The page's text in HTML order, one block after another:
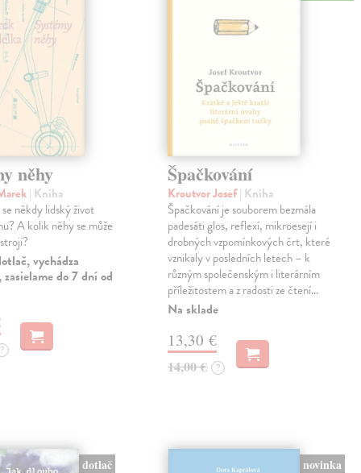
něhy
| Kniha
někdy lidský život
A kolik něhy se může
vychádza
do 7 dní od
?
Špačkování
Kroutvor Josef| Kniha
Špačkování je souborem bezmála
padesáti glos, reflexí, mikroesejí i
drobných vzpomínkových črt, které
vznikaly v posledních letech – k
různým společenským i literárním
příležitostem a z radosti ze čtení…
Na sklade
13,30 €
14,00 € ?
dotlač novinka